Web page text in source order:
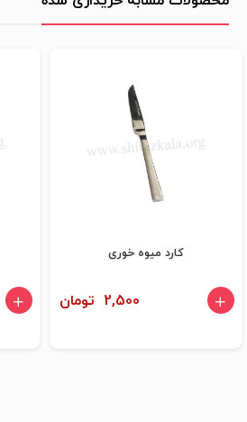
کارد میوه خوری
2,500 تومان